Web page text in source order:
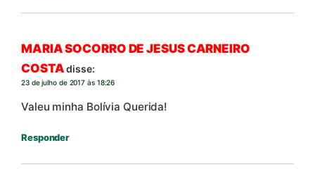
MARIA SOCORRO DE JESUS CARNEIRO
COSTA disse:
23 de julho de 2017 às 18:26
Valeu minha Bolívia Querida!
Responder